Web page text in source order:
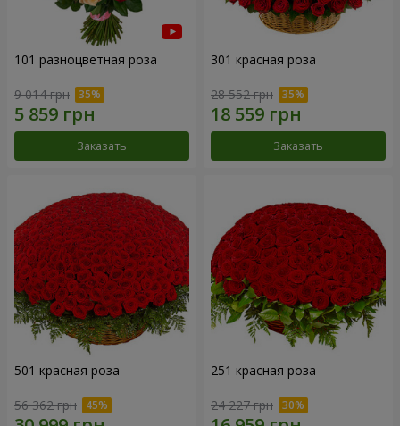
101 разноцветная роза
9 014 грн
Заказать
301 красная роза
28 552 грн
Заказать
501 красная роза
56 362 грн
251 красная роза
24 227 грн